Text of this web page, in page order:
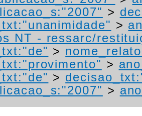
>
>
NT - ressarc/
>
>
>
>